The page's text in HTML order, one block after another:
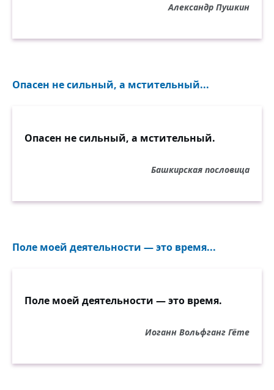
Александр Пушкин
Опасен не сильный, а мстительный...
Опасен не сильный, а мстительный.
Башкирская пословица
Поле моей деятельности — это время...
Поле моей деятельности — это время.
Иоганн Вольфганг Гёте